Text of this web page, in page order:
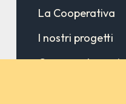
La Cooperativa
I nostri progetti
Come sostenerci